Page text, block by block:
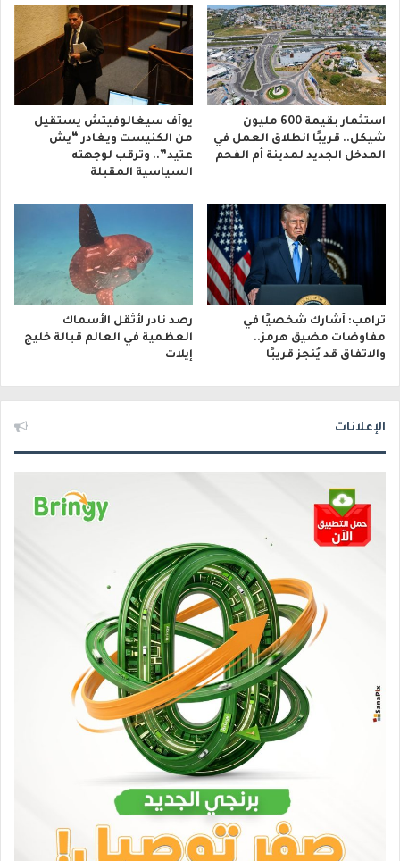
استثمار بقيمة 600 مليون
شيكل.. قريبًا انطلاق العمل في
المدخل الجديد لمدينة أم الفحم
يوآف سيغالوفيتش يستقيل
من الكنيست ويغادر “يش
عتيد”.. وترقب لوجهته
السياسية المقبلة
ترامب: أشارك شخصيًا في
مفاوضات مضيق هرمز..
والاتفاق قد يُنجز قريبًا
رصد نادر لأثقل الأسماك
العظمية في العالم قبالة خليج
إيلات
الإعلانات